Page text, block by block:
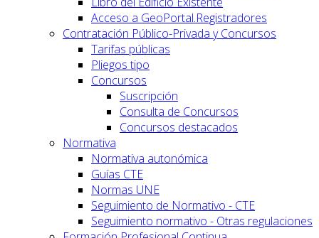
Acceso a GeoPortal.Registradores
Contratación Público-Privada y Concursos
Tarifas públicas
Pliegos tipo
Concursos
Suscripción
Consulta de Concursos
Concursos destacados
Normativa
Normativa autonómica
Guías CTE
Normas UNE
Seguimiento de Normativo - CTE
Seguimiento normativo - Otras regulaciones